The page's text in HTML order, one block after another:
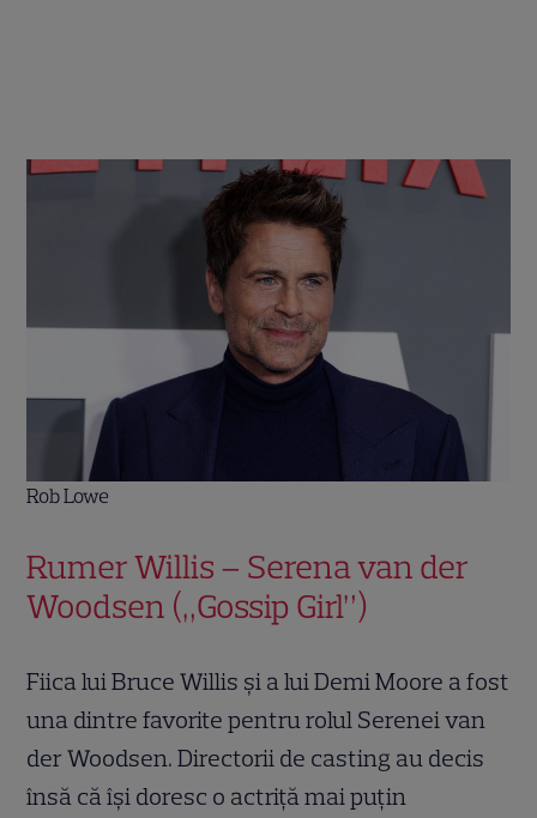
Rob Lowe
Rumer Willis – Serena van der
Woodsen („Gossip Girl”)
Fiica lui Bruce Willis și a lui Demi Moore a fost
una dintre favorite pentru rolul Serenei van
der Woodsen. Directorii de casting au decis
însă că își doresc o actriță mai puțin